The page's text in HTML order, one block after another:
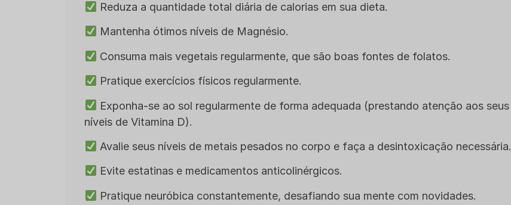
Reduza a quantidade total diária de calorias em sua dieta.
Mantenha ótimos níveis de Magnésio.
Consuma mais vegetais regularmente, que são boas fontes de folatos.
Pratique exercícios físicos regularmente.
Exponha-se ao sol regularmente de forma adequada (prestando atenção aos seus
níveis de Vitamina D).
Avalie seus níveis de metais pesados no corpo e faça a desintoxicação necessária.
Evite estatinas e medicamentos anticolinérgicos.
Pratique neuróbica constantemente, desafiando sua mente com novidades.